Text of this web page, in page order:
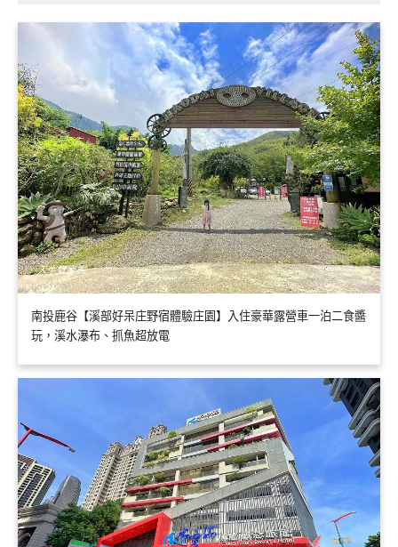
南投鹿谷【溪部好呆庄野宿體驗庄園】入住豪華露營車一泊二食醬
玩，溪水瀑布、抓魚超放電